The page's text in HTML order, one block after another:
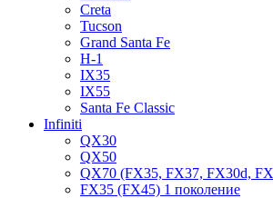
Creta
Tucson
Grand Santa Fe
H-1
IX35
IX55
Santa Fe Classic
Infiniti
QX30
QX50
QX70 (FX35, FX37, FX30d,
FX35 (FX45) 1 поколение